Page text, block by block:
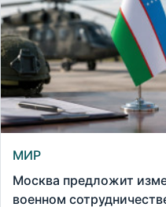
МИР
Москва предложит
военном